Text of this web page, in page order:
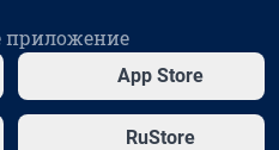
приложение
App Store
RuStore